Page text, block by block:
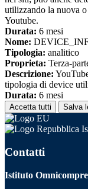
utilizzando la nuova
Youtube.
Durata: 6 mesi
Nome:
Tipologia: analitico
Proprieta: Terza-
Descrizione:
tipologia di device
Durata: 6 mesi
Accetta tutti Salva
Contatti
Istituto